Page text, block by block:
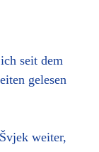
seit dem
gelesen
weiter,